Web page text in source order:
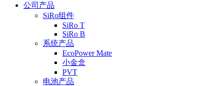
公司产品
SiRo组件
SiRo T
SiRo B
系统产品
EcoPower Mate
小金盒
PVT
电池产品